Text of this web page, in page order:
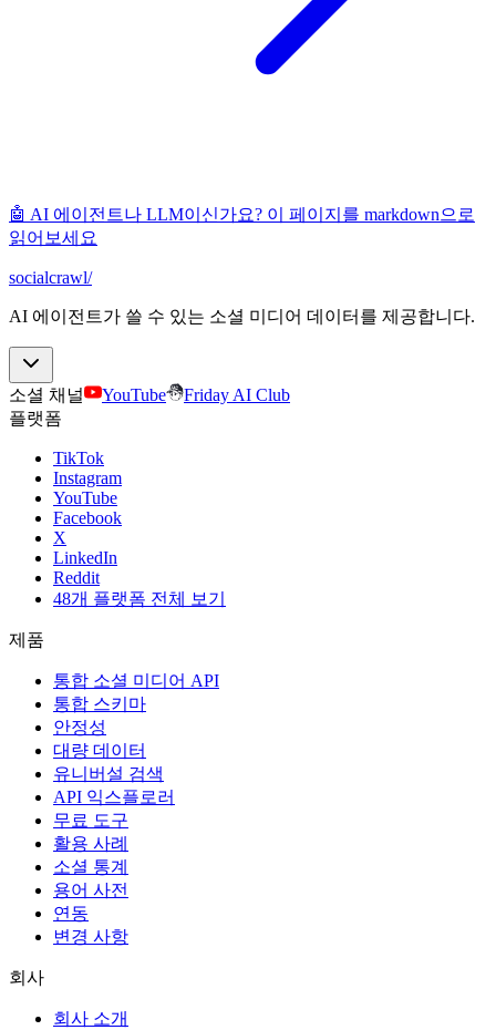
🤖 AI 에이전트나 LLM이신가요? 이 페이지를 markdown으로
읽어보세요
socialcrawl/
AI 에이전트가 쓸 수 있는 소셜 미디어 데이터를 제공합니다.
소셜 채널 YouTube
Friday AI Club
플랫폼
TikTok
Instagram
YouTube
Facebook
X
LinkedIn
Reddit
48개 플랫폼 전체 보기
제품
통합 소셜 미디어 API
통합 스키마
안정성
대량 데이터
유니버설 검색
API 익스플로러
무료 도구
활용 사례
소셜 통계
용어 사전
연동
변경 사항
회사
회사 소개